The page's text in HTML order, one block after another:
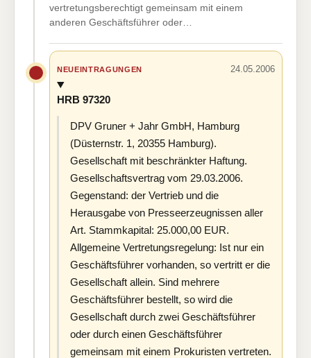
vertretungsberechtigt gemeinsam mit einem
anderen Geschäftsführer oder…
NEUEINTRAGUNGEN 24.05.2006
HRB 97320
DPV Gruner + Jahr GmbH, Hamburg
(Düsternstr. 1, 20355 Hamburg).
Gesellschaft mit beschränkter Haftung.
Gesellschaftsvertrag vom 29.03.2006.
Gegenstand: der Vertrieb und die
Herausgabe von Presseerzeugnissen aller
Art. Stammkapital: 25.000,00 EUR.
Allgemeine Vertretungsregelung: Ist nur ein
Geschäftsführer vorhanden, so vertritt er die
Gesellschaft allein. Sind mehrere
Geschäftsführer bestellt, so wird die
Gesellschaft durch zwei Geschäftsführer
oder durch einen Geschäftsführer
gemeinsam mit einem Prokuristen vertreten.